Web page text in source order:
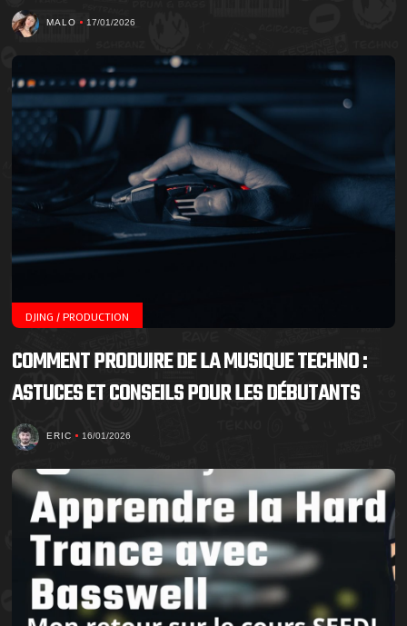
MALO 17/01/2026
DJING / PRODUCTION
COMMENT PRODUIRE DE LA MUSIQUE TECHNO :
ASTUCES ET CONSEILS POUR LES DÉBUTANTS
ERIC 16/01/2026